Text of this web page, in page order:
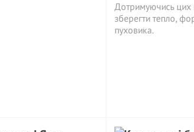
Дотримуючись цих
зберегти тепло,
пуховика.